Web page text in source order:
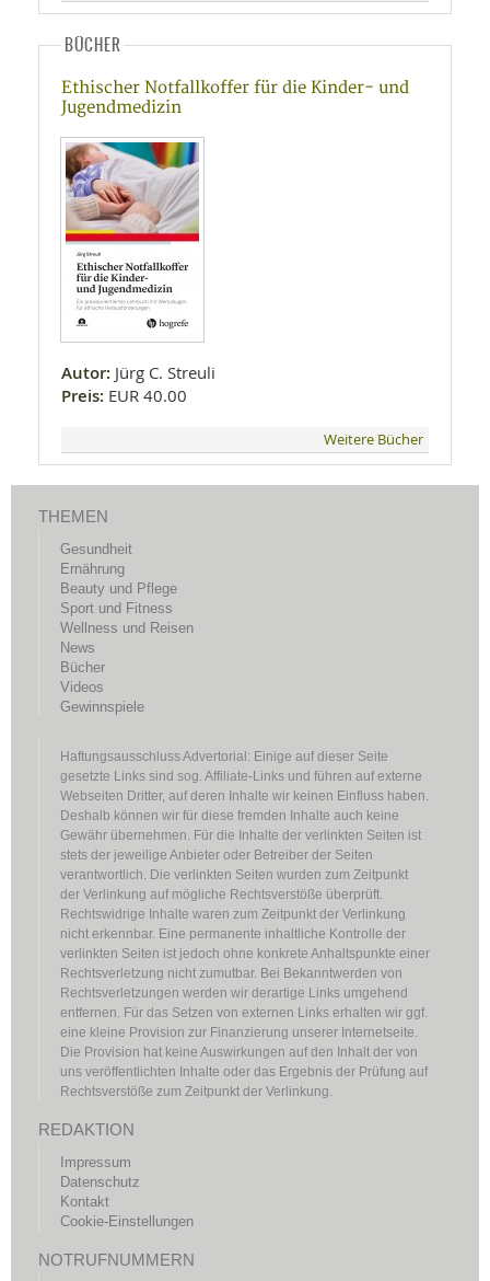
BÜCHER
Ethischer Notfallkoffer für die Kinder- und
Jugendmedizin
Autor: Jürg C. Streuli
Preis: EUR 40.00
Weitere Bücher
THEMEN
Gesundheit
Ernährung
Beauty und Pflege
Sport und Fitness
Wellness und Reisen
News
Bücher
Videos
Gewinnspiele
Haftungsausschluss Advertorial: Einige auf dieser Seite
gesetzte Links sind sog. Affiliate-Links und führen auf externe
Webseiten Dritter, auf deren Inhalte wir keinen Einfluss haben.
Deshalb können wir für diese fremden Inhalte auch keine
Gewähr übernehmen. Für die Inhalte der verlinkten Seiten ist
stets der jeweilige Anbieter oder Betreiber der Seiten
verantwortlich. Die verlinkten Seiten wurden zum Zeitpunkt
der Verlinkung auf mögliche Rechtsverstöße überprüft.
Rechtswidrige Inhalte waren zum Zeitpunkt der Verlinkung
nicht erkennbar. Eine permanente inhaltliche Kontrolle der
verlinkten Seiten ist jedoch ohne konkrete Anhaltspunkte einer
Rechtsverletzung nicht zumutbar. Bei Bekanntwerden von
Rechtsverletzungen werden wir derartige Links umgehend
entfernen. Für das Setzen von externen Links erhalten wir ggf.
eine kleine Provision zur Finanzierung unserer Internetseite.
Die Provision hat keine Auswirkungen auf den Inhalt der von
uns veröffentlichten Inhalte oder das Ergebnis der Prüfung auf
Rechtsverstöße zum Zeitpunkt der Verlinkung.
REDAKTION
Impressum
Datenschutz
Kontakt
Cookie-Einstellungen
NOTRUFNUMMERN